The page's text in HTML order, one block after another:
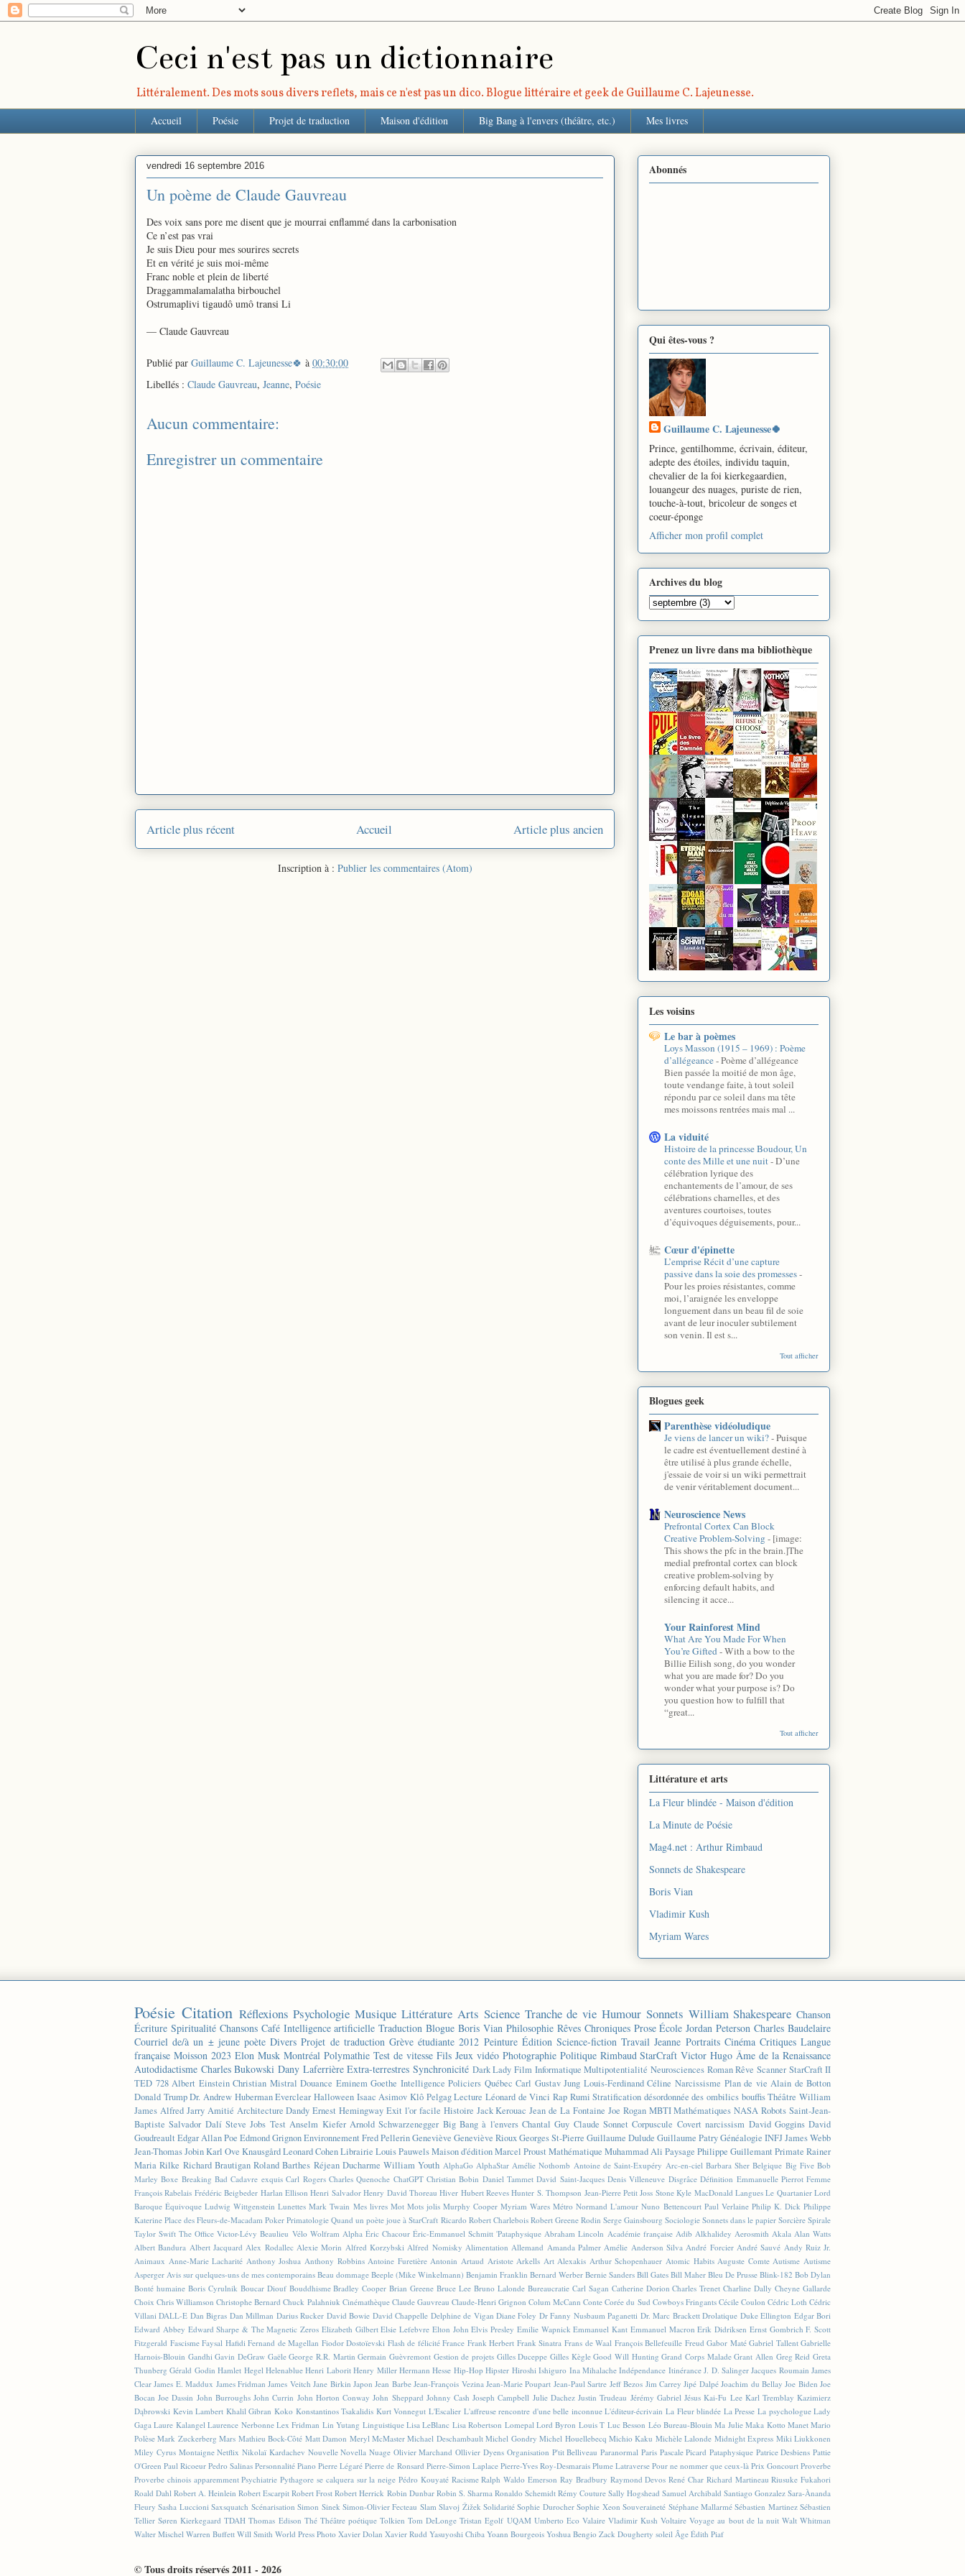
Ceci n'est pas un dictionnaire
Littéralement. Des mots sous divers reflets, mais ce n'est pas un dico. Blogue littéraire et geek de Guillaume C. Lajeunesse.
Accueil Poésie Projet de traduction Maison d'édition Big Bang à l'envers (théâtre, etc.) Mes livres
vendredi 16 septembre 2016
Un poème de Claude Gauvreau
Des voix sans pore me disent que je mourrai enflammé dans la carbonisation
Ce n’est pas vrai
Je suis Dieu pour mes sourires secrets
Et en vérité je suis moi-même
Franc noble et plein de liberté
Draggammalamalatha birbouchel
Ostrumaplivi tigaudô umô transi Li
— Claude Gauvreau
Publié par Guillaume C. Lajeunesse🍀 à 00:30:00
Libellés : Claude Gauvreau, Jeanne, Poésie
Aucun commentaire:
Enregistrer un commentaire
Article plus récent Article plus ancien
Accueil
Inscription à : Publier les commentaires (Atom)
Abonnés
Qui êtes-vous ?
Guillaume C. Lajeunesse🍀
Prince, gentilhomme, écrivain, éditeur,
adepte des étoiles, individu taquin,
chevalier de la foi kierkegaardien,
louangeur des nuages, puriste de rien,
touche-à-tout, bricoleur de songes et
coeur-éponge
Afficher mon profil complet
Archives du blog
Prenez un livre dans ma bibliothèque
Les voisins
Le bar à poèmes
Loys Masson (1915 – 1969) : Poème
d’allégeance-Poème d’allégeance
Bien passée la moitié de mon âge,
toute vendange faite, à tout soleil
répondu par ce soleil dans ma tête
mes moissons rentrées mais mal ...
La viduité
Histoire de la princesse Boudour, Un
conte des Mille et une nuit-D’une
célébration lyrique des
enchantements de l’amour, de ses
célébrations charnelles, et des
aventures courtoises, toutes
d’équivoques déguisements, pour...
Cœur d'épinette
L’emprise Récit d’une capture
passive dans la soie des promesses-
Pour les proies résistantes, comme
moi, l’araignée les enveloppe
longuement dans un beau fil de soie
avant de leur inoculer subtilement
son venin. Il est s...
Tout afficher
Blogues geek
Parenthèse vidéoludique
Je viens de lancer un wiki?-Puisque
le cadre est éventuellement destiné à
être utilisé à plus grande échelle,
j'essaie de voir si un wiki permettrait
de venir véritablement document...
Neuroscience News
Prefrontal Cortex Can Block
Creative Problem-Solving - [image:
This shows the pfc in the brain.]The
medial prefrontal cortex can block
creative problem-solving by
enforcing default habits, and
silencing it acce...
Your Rainforest Mind
What Are You Made For When
You’re Gifted-With a bow to the
Billie Eilish song, do you wonder
what you are made for? Do you
wonder what your purpose is? Do
you question how to fulfill that
“great...
Tout afficher
Littérature et arts
La Fleur blindée - Maison d'édition
La Minute de Poésie
Mag4.net : Arthur Rimbaud
Sonnets de Shakespeare
Boris Vian
Vladimir Kush
Myriam Wares
Poésie Citation Réflexions Psychologie Musique Littérature Arts Science Tranche de vie Humour Sonnets William Shakespeare Chanson
Écriture Spiritualité Chansons Café Intelligence artificielle Traduction Blogue Boris Vian Philosophie Rêves Chroniques Prose École Jordan Peterson Charles Baudelaire
Courriel de/à un ± jeune poète Divers Projet de traduction Grève étudiante 2012 Peinture Édition Science-fiction Travail Jeanne Portraits Cinéma Critiques Langue
française Moisson 2023 Elon Musk Montréal Polymathie Test de vitesse Fils Jeux vidéo Photographie Politique Rimbaud StarCraft Victor Hugo Âme de la Renaissance
Autodidactisme Charles Bukowski Dany Laferrière Extra-terrestres Synchronicité Dark Lady Film Informatique Multipotentialité Neurosciences Roman Rêve Scanner StarCraft II
TED 728 Albert Einstein Christian Mistral Douance Eminem Goethe Intelligence Policiers Québec Carl Gustav Jung Louis-Ferdinand Céline Narcissisme Plan de vie Alain de Botton
Donald Trump Dr. Andrew Huberman Everclear Halloween Isaac Asimov Klô Pelgag Lecture Léonard de Vinci Rap Rumi Stratification désordonnée des ombilics bouffis Théâtre William
James Alfred Jarry Amitié Architecture Dandy Ernest Hemingway Exit l'or facile Histoire Jack Kerouac Jean de La Fontaine Joe Rogan MBTI Mathématiques NASA Robots Saint-Jean-
Baptiste Salvador Dalí Steve Jobs Test Anselm Kiefer Arnold Schwarzenegger Big Bang à l'envers Chantal Guy Claude Sonnet Corpuscule Covert narcissism David Goggins David
Goudreault Edgar Allan Poe Edmond GrignonEnvironnement Fred PellerinGeneviève Geneviève RiouxGeorges St-Pierre Guillaume Dulude Guillaume PatryGénéalogie INFJJames Webb
Jean-Thomas JobinKarl Ove KnausgårdLeonard CohenLibrairie Louis PauwelsMaison d'éditionMarcel Proust Mathématique Muhammad Ali Paysage Philippe Guillemant Primate Rainer
Maria Rilke Richard Brautigan Roland Barthes Réjean Ducharme William Youth AlphaGo AlphaStar Amélie Nothomb Antoine de Saint-Exupéry Arc-en-ciel Barbara Sher Belgique Big Five Bob
Marley Boxe Breaking Bad Cadavre exquis Carl Rogers Charles Quenoche ChatGPT Christian Bobin Daniel Tammet David Saint-Jacques Denis Villeneuve Disgrâce Définition Emmanuelle Pierrot Femme
François Rabelais Frédéric Beigbeder Harlan Ellison Henri Salvador Henry David Thoreau Hiver Hubert Reeves Hunter S. Thompson Jean-Pierre Petit Joss Stone Kyle MacDonald Langues Le Quartanier Lord
Baroque Équivoque Ludwig Wittgenstein Lunettes Mark Twain Mes livres Mot Mots jolis Murphy Cooper Myriam Wares Métro Normand L'amour Nuno Bettencourt Paul Verlaine Philip K. Dick Philippe
Katerine Place des Fleurs-de-Macadam Poker Primatologie Quand un poète joue à StarCraft Ricardo Robert Charlebois Robert Greene Rodin Serge Gainsbourg Sociologie Sonnets dans le papier Sorcière Spirale
Taylor Swift The Office Victor-Lévy Beaulieu Vélo Wolfram Alpha Éric Chacour Éric-Emmanuel Schmitt 'Pataphysique Abraham Lincoln Académie française Adib Alkhalidey Aerosmith Akala Alan Watts
Albert Bandura Albert Jacquard Alex Rodallec Alexie Morin Alfred Korzybski Alfred Nomisky Alimentation Allemand Amanda Palmer Amélie Anderson Silva André Forcier André Sauvé Andy Ruiz Jr.
Animaux Anne-Marie Lacharité Anthony Joshua Anthony Robbins Antoine Furetière Antonin Artaud Aristote Arkells Art Alexakis Arthur Schopenhauer Atomic Habits Auguste Comte Autisme Autisme
Asperger Avis sur quelques-uns de mes contemporains Beau dommage Beeple (Mike Winkelmann) Benjamin Franklin Bernard Werber Bernie Sanders Bill Gates Bill Maher Bleu De Prusse Blink-182 Bob Dylan
Bonté humaine Boris Cyrulnik Boucar Diouf Bouddhisme Bradley Cooper Brian Greene Bruce Lee Bruno Lalonde Bureaucratie Carl Sagan Catherine Dorion Charles Trenet Charline Dally Cheyne Gallarde
Choix Chris Williamson Christophe Bernard Chuck Palahniuk Cinémathèque Claude Gauvreau Claude-Henri Grignon Colum McCann Conte Corée du Sud Cowboys Fringants Cécile Coulon Cédric Loth Cédric
Villani DALL-E Dan Bigras Dan Millman Darius Rucker David Bowie David Chappelle Delphine de Vigan Diane Foley Dr Fanny Nusbaum Paganetti Dr. Marc Brackett Drolatique Duke Ellington Edgar Bori
Edward Abbey Edward Sharpe & The Magnetic Zeros Elizabeth Gilbert Elsie Lefebvre Elton John Elvis Presley Emilie Wapnick Emmanuel Kant Emmanuel Macron Erik Didriksen Ernst Gombrich F. Scott
Fitzgerald Fascisme Faysal Hafidi Fernand de Magellan Fiodor Dostoïevski Flash de félicité France Frank Herbert Frank Sinatra Frans de Waal François Bellefeuille Freud Gabor Maté Gabriel Tallent Gabrielle
Harnois-Blouin Gandhi Gavin DeGraw Gaële George R.R. Martin Germain Guèvremont Gestion de projets Gilles Duceppe Gilles Kègle Good Will Hunting Grand Corps Malade Grant Allen Greg Reid Greta
Thunberg Gérald Godin Hamlet Hegel Helenablue Henri Laborit Henry Miller Hermann Hesse Hip-Hop Hipster Hiroshi Ishiguro Ina Mihalache Indépendance Itinérance J. D. Salinger Jacques Roumain James
Clear James E. Maddux James Fridman James Veitch Jane Birkin Japon Jean Barbe Jean-François Vezina Jean-Marie Poupart Jean-Paul Sartre Jeff Bezos Jim Carrey Jipé Dalpé Joachim du Bellay Joe Biden Joe
Bocan Joe Dassin John Burroughs John Currin John Horton Conway John Sheppard Johnny Cash Joseph Campbell Julie Dachez Justin Trudeau Jérémy Gabriel Jésus Kai-Fu Lee Karl Tremblay Kazimierz
Dąbrowski Kevin Lambert Khalil Gibran Koko Konstantinos Tsakalidis Kurt Vonnegut L'Escalier L'affreuse rencontre d'une belle inconnue L'éditeur-écrivain La Fleur blindée La Presse La psychologue Lady
Gaga Laure Kalangel Laurence Nerbonne Lex Fridman Lin Yutang Linguistique Lisa LeBlanc Lisa Robertson Lomepal Lord Byron Louis T Luc Besson Léo Bureau-Blouin Ma Julie Maka Kotto Manet Mario
Polèse Mark Zuckerberg Mars Mathieu Bock-Côté Matt Damon Meryl McMaster Michael Deschambault Michel Gondry Michel Houellebecq Michio Kaku Michèle Lalonde Midnight Express Miki Liukkonen
Miley Cyrus Montaigne Netflix Nikolaï Kardachev Nouvelle Novella Nuage Olivier Marchand Ollivier Dyens Organisation P'tit Belliveau Paranormal Paris Pascale Picard Pataphysique Patrice Desbiens Pattie
O'Green Paul Ricoeur Pedro Salinas Personnalité Piano Pierre Légaré Pierre de Ronsard Pierre-Simon Laplace Pierre-Yves Roy-Desmarais Plume Latraverse Pour ne nommer que ceux-là Prix Goncourt Proverbe
Proverbe chinois apparemment Psychiatrie Pythagore se calquera sur la neige Pédro Kouyaté Racisme Ralph Waldo Emerson Ray Bradbury Raymond Devos René Char Richard Martineau Riusuke Fukahori
Roald Dahl Robert A. Heinlein Robert Escarpit Robert Frost Robert Herrick Robin Dunbar Robin S. Sharma Ronaldo Schemidt Rémy Couture Sally Hogshead Samuel Archibald Santiago Gonzalez Sara-Ànanda
Fleury Sasha Luccioni Saxsquatch Scénarisation Simon Sinek Simon-Olivier Fecteau Slam Slavoj Žižek Solidarité Sophie Durocher Sophie Xeon Souveraineté Stéphane Mallarmé Sébastien Martinez Sébastien
Tellier Søren Kierkegaard TDAH Thomas Edison Thé Théâtre poétique Tolkien Tom DeLonge Tristan Egolf UQAM Umberto Eco Valaire Vladimir Kush Voltaire Voyage au bout de la nuit Walt Whitman
Walter Mischel Warren Buffett Will Smith World Press Photo Xavier Dolan Xavier Rudd Yasuyoshi Chiba Yoann Bourgeois Yoshua Bengio Zack Dougherty soleil Âge Édith Piaf
© Tous droits réservés 2011 - 2026